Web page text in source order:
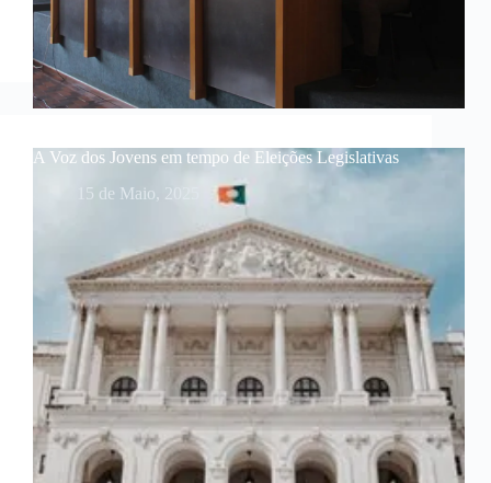
A Voz dos Jovens em tempo de Eleições Legislativas
15 de Maio, 2025